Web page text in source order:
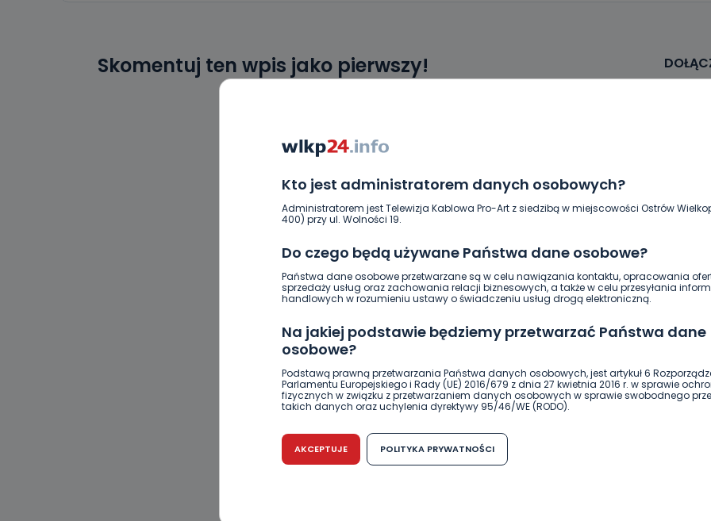
Kto jest administratorem danych osobowych?
Administratorem jest Telewizja Kablowa Pro-Art z siedzibą w miejscowości Ostrów
400) przy ul. Wolności 19.
Do czego będą używane Państwa dane osobowe?
Państwa dane osobowe przetwarzane są w celu nawiązania kontaktu, opracowania
sprzedaży usług oraz zachowania relacji biznesowych, a także w celu przesyłania
handlowych w rozumieniu ustawy o świadczeniu usług drogą elektroniczną.
Na jakiej podstawie będziemy przetwarzać Państwa dane
osobowe?
Podstawą prawną przetwarzania Państwa danych osobowych, jest artykuł 6
Parlamentu Europejskiego i Rady (UE) 2016/679 z dnia 27 kwietnia 2016 r. w sprawie
fizycznych w związku z przetwarzaniem danych osobowych w sprawie swobodnego
takich danych oraz uchylenia dyrektywy 95/46/WE (RODO).
Czy jest możliwość cofnięcia zgody?
Podanie danych osobowych jest dobrowolne, nie jest wymogiem ustawowym lub
AKCEPTUJE POLITYKA PRYWATNOŚCI
Skomentuj ten wpis jako pierwszy!